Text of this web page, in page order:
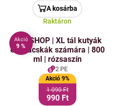
A kosárba
Raktáron
Akció
9 %
PET SHOP | XL tál kutyák
és macskák számára | 800
ml | rózsaszín
2 PE
Akció 9%
1 090 Ft
990 Ft